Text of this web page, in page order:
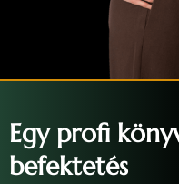
Egy profi
befektetés